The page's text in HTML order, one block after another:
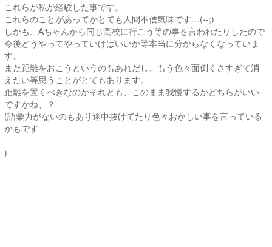
これらが私が経験した事です。
これらのことがあってかとても人間不信気味です…(--;)
しかも、Aちゃんから同じ高校に行こう等の事を言われたりしたので
今後どうやってやっていけばいいか等本当に分からなくなっていま
す。
また距離をおこうというのもあれだし、もう色々面倒くさすぎて消
えたい等思うことがとてもあります。
距離を置くべきなのかそれとも、このまま我慢するかどちらがいい
ですかね、？
(語彙力がないのもあり途中抜けてたり色々おかしい事を言っている
かもです
)